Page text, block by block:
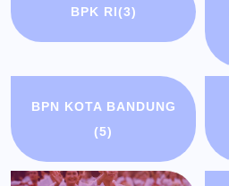
BPK RI(3)
BPN KOTA BANDUNG
(5)